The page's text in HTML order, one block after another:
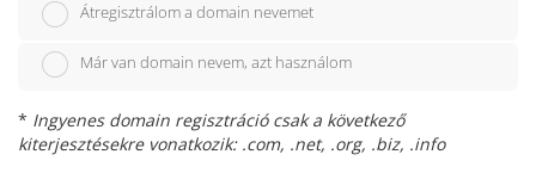
Átregisztrálom a domain nevemet
Már van domain nevem, azt használom
* Ingyenes domain regisztráció csak a következő
kiterjesztésekre vonatkozik: .com, .net, .org, .biz, .info